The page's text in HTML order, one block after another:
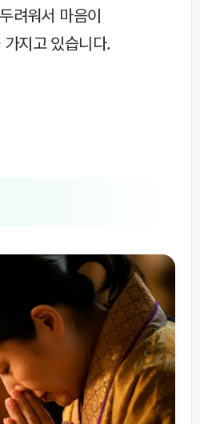
려워서 마음이
지고 있습니다.